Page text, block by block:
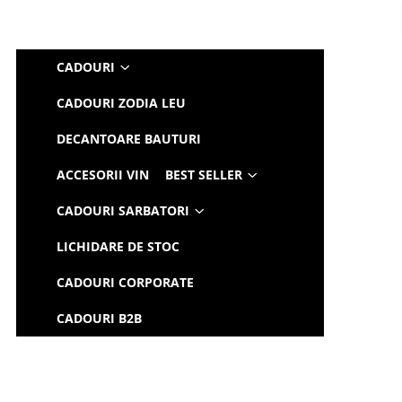
CADOURI
CADOURI ZODIA LEU
DECANTOARE BAUTURI
ACCESORII VIN BEST SELLER
CADOURI SARBATORI
LICHIDARE DE STOC
CADOURI CORPORATE
CADOURI B2B